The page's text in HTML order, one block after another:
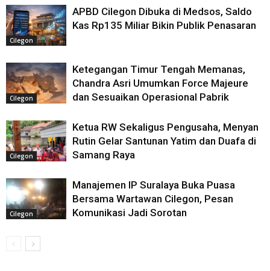
Cilegon
APBD Cilegon Dibuka di Medsos, Saldo
Kas Rp135 Miliar Bikin Publik Penasaran
Cilegon
Ketegangan Timur Tengah Memanas,
Chandra Asri Umumkan Force Majeure
dan Sesuaikan Operasional Pabrik
Cilegon
Ketua RW Sekaligus Pengusaha, Menyan
Rutin Gelar Santunan Yatim dan Duafa di
Samang Raya
Cilegon
Manajemen IP Suralaya Buka Puasa
Bersama Wartawan Cilegon, Pesan
Komunikasi Jadi Sorotan